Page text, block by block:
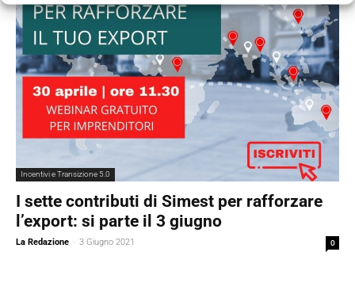
Incentivi e Transizione 5.0
I sette contributi di Simest per rafforzare
l’export: si parte il 3 giugno
La Redazione - 3 Giugno 2021 0